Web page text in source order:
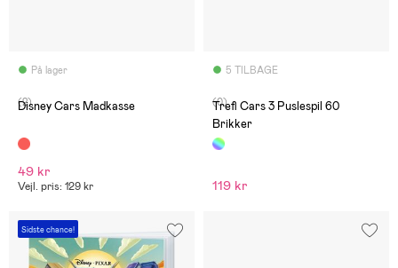
På lager
(2)
Disney Cars Madkasse
49 kr
Vejl. pris: 129 kr
5 TILBAGE
(0)
Trefl Cars 3 Puslespil 60
Brikker
119 kr
Sidste chance!